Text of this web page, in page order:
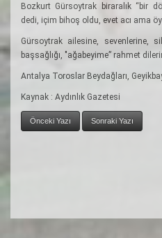
Bozkurt Gürsoytrak biraralık “bir
dedi, içim bihoş oldu, evet acı ama
Gürsoytrak ailesine, sevenlerine,
başsağlığı, "ağabeyime” rahmet
Antalya Toroslar Beydağları,
Kaynak : Aydınlık Gazetesi
Önceki Yazı Sonraki Yazı